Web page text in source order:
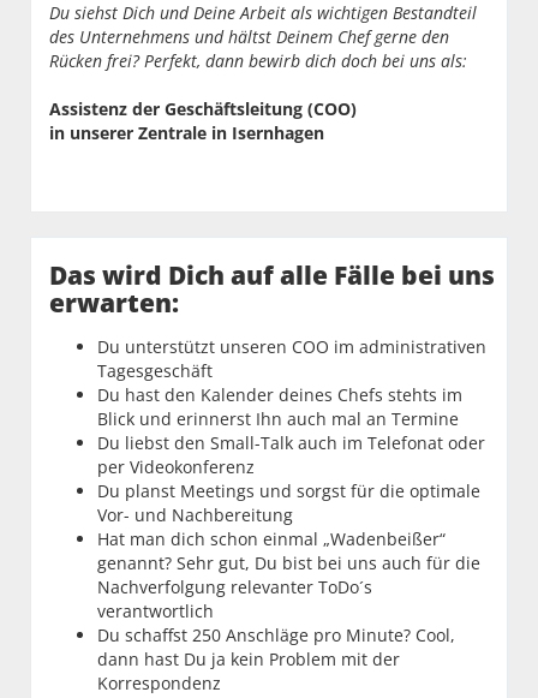
Du siehst Dich und Deine Arbeit als wichtigen Bestandteil
des Unternehmens und hältst Deinem Chef gerne den
Rücken frei? Perfekt, dann bewirb dich doch bei uns als:
Assistenz der Geschäftsleitung (COO)
in unserer Zentrale in Isernhagen
Das wird Dich auf alle Fälle bei uns
erwarten:
Du unterstützt unseren COO im administrativen
Tagesgeschäft
Du hast den Kalender deines Chefs stehts im
Blick und erinnerst Ihn auch mal an Termine
Du liebst den Small-Talk auch im Telefonat oder
per Videokonferenz
Du planst Meetings und sorgst für die optimale
Vor- und Nachbereitung
Hat man dich schon einmal „Wadenbeißer“
genannt? Sehr gut, Du bist bei uns auch für die
Nachverfolgung relevanter ToDo´s
verantwortlich
Du schaffst 250 Anschläge pro Minute? Cool,
dann hast Du ja kein Problem mit der
Korrespondenz